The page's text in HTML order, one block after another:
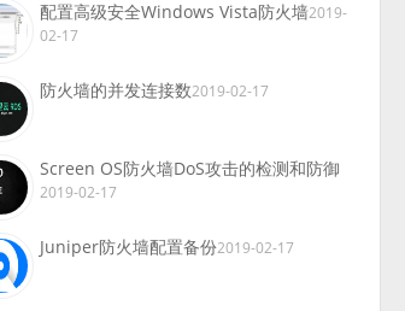
配置高级安全Windows Vista防火墙2019-
02-17
防火墙的并发连接数2019-02-17
Screen OS防火墙DoS攻击的检测和防御
2019-02-17
Juniper防火墙配置备份2019-02-17